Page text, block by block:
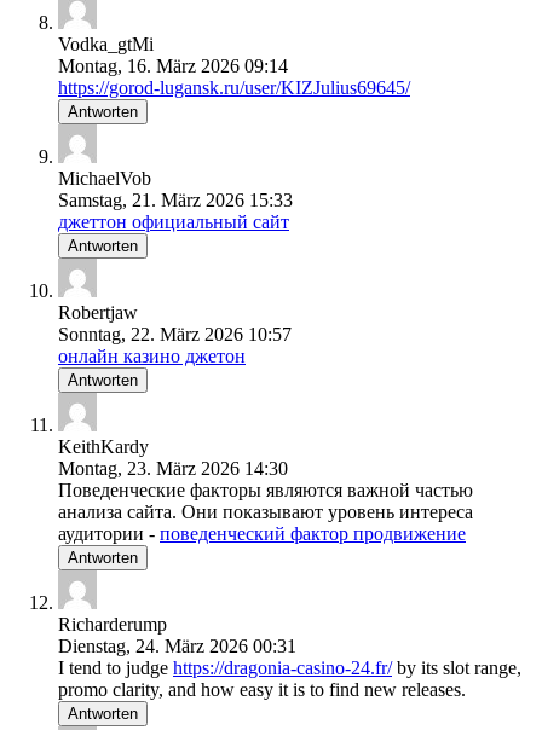
Vodka_gtMi
Montag, 16. März 2026 09:14
https://gorod-lugansk.ru/user/KIZJulius69645/
Antworten
MichaelVob
Samstag, 21. März 2026 15:33
джеттон официальный сайт
Antworten
Robertjaw
Sonntag, 22. März 2026 10:57
онлайн казино джетон
Antworten
KeithKardy
Montag, 23. März 2026 14:30
Поведенческие факторы являются важной частью
анализа сайта. Они показывают уровень интереса
аудитории - поведенческий фактор продвижение
Antworten
Richarderump
Dienstag, 24. März 2026 00:31
I tend to judge https://dragonia-casino-24.fr/by its slot range,
promo clarity, and how easy it is to find new releases.
Antworten